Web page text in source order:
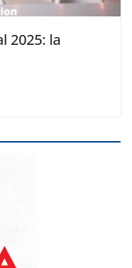
2025: la